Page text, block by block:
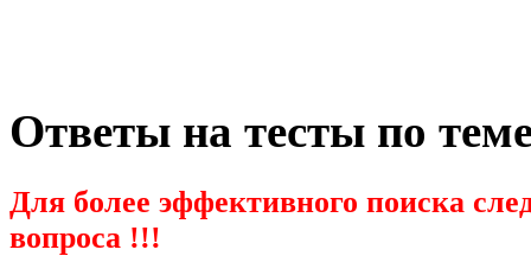
Ответы на тесты по
Для более эффективного поиска
вопроса !!!